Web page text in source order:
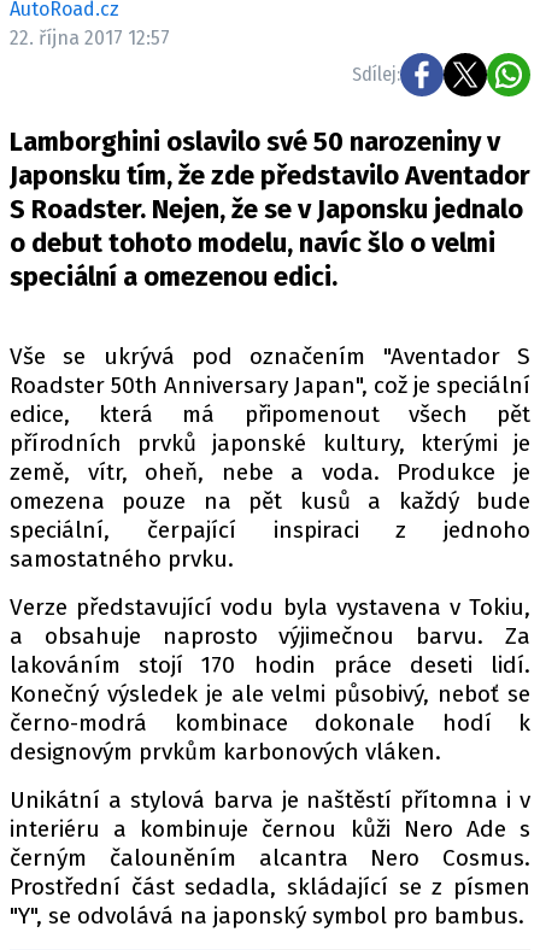
TISKOVKY
ROZHOVORY
DAKAR
Z DOMOVA
MOTORSPORT
PIT LANE
ČEŠI V AKCI
FIA CEZ & POHÁRY
MEZINÁRODNÍ SCÉNA
Máte příběh, fotku nebo video?
Pošlete e-mail na autoroad.cz
ETICKÝ KODEX
KONTAKT
VYDAVATEL
INZERCE
OSOBNÍ ÚDAJE / COOKIES
AutoRoad.cz
22. října 2017 12:57
Sdílej:
Lamborghini oslavilo své 50 narozeniny v
Japonsku tím, že zde představilo Aventador
S Roadster. Nejen, že se v Japonsku jednalo
o debut tohoto modelu, navíc šlo o velmi
speciální a omezenou edici.
Vše se ukrývá pod označením "Aventador S
Roadster 50th Anniversary Japan", což je speciální
edice, která má připomenout všech pět
přírodních prvků japonské kultury, kterými je
země, vítr, oheň, nebe a voda. Produkce je
omezena pouze na pět kusů a každý bude
speciální, čerpající inspiraci z jednoho
samostatného prvku.
Verze představující vodu byla vystavena v Tokiu,
a obsahuje naprosto výjimečnou barvu. Za
lakováním stojí 170 hodin práce deseti lidí.
Konečný výsledek je ale velmi působivý, neboť se
černo-modrá kombinace dokonale hodí k
designovým prvkům karbonových vláken.
Unikátní a stylová barva je naštěstí přítomna i v
interiéru a kombinuje černou kůži Nero Ade s
černým čalouněním alcantra Nero Cosmus.
Prostřední část sedadla, skládající se z písmen
"Y", se odvolává na japonský symbol pro bambus.